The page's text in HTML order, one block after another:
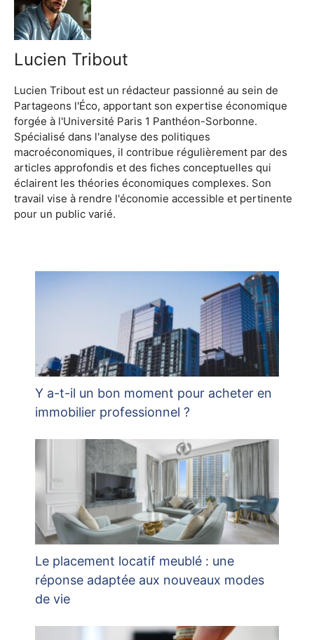
Lucien Tribout
Lucien Tribout est un rédacteur passionné au sein de
Partageons l'Éco, apportant son expertise économique
forgée à l'Université Paris 1 Panthéon-Sorbonne.
Spécialisé dans l'analyse des politiques
macroéconomiques, il contribue régulièrement par des
articles approfondis et des fiches conceptuelles qui
éclairent les théories économiques complexes. Son
travail vise à rendre l'économie accessible et pertinente
pour un public varié.
Y a-t-il un bon moment pour acheter en
immobilier professionnel ?
Le placement locatif meublé : une
réponse adaptée aux nouveaux modes
de vie